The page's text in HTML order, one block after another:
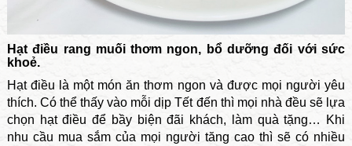
Hạt điều rang muối thơm ngon, bổ dưỡng đối với sức
khoẻ.
Hạt điều là một món ăn thơm ngon và được mọi người yêu
thích. Có thể thấy vào mỗi dịp Tết đến thì mọi nhà đều sẽ lựa
chọn hạt điều để bầy biện đãi khách, làm quà tặng… Khi
nhu cầu mua sắm của mọi người tăng cao thì sẽ có nhiều